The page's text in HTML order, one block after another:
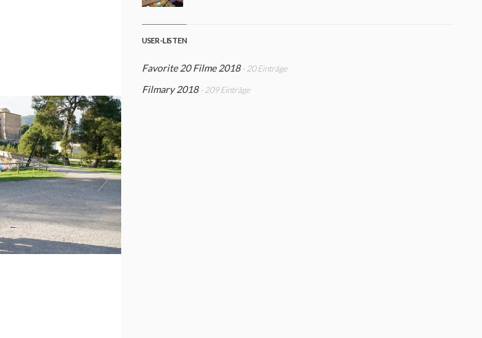
USER-LISTEN
Favorite 20 Filme 2018 - 20 Einträge
Filmary 2018 - 209 Einträge